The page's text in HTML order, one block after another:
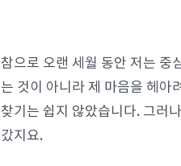
참으로 오랜 세월 동안 저는 중
는 것이 아니라 제 마음을 헤아
찾기는 쉽지 않았습니다. 그러
갔지요.